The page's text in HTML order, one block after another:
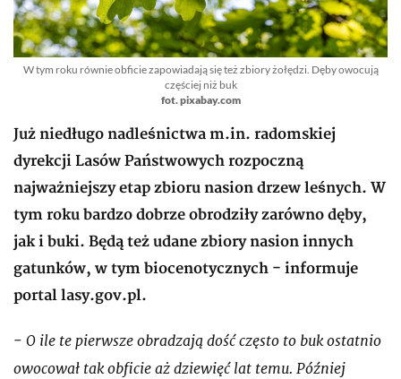
W tym roku równie obficie zapowiadają się też zbiory żołędzi. Dęby owocują
częściej niż buk
fot. pixabay.com
Już niedługo nadleśnictwa m.in. radomskiej
dyrekcji Lasów Państwowych rozpoczną
najważniejszy etap zbioru nasion drzew leśnych. W
tym roku bardzo dobrze obrodziły zarówno dęby,
jak i buki. Będą też udane zbiory nasion innych
gatunków, w tym biocenotycznych - informuje
portal lasy.gov.pl.
- O ile te pierwsze obradzają dość często to buk ostatnio
owocował tak obficie aż dziewięć lat temu. Później